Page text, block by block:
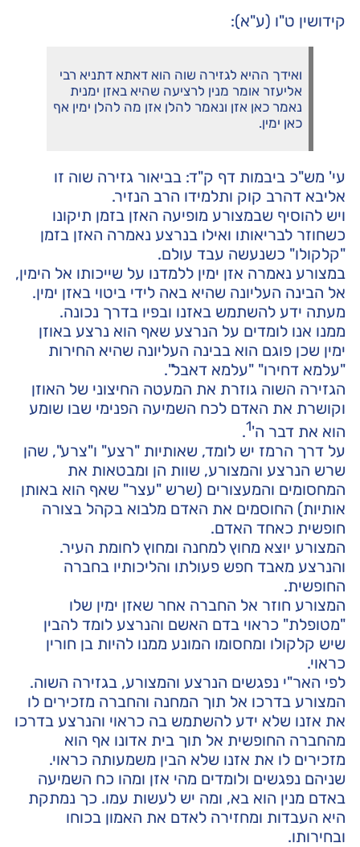
קידושין ט"ו (ע"א):
ואידך ההיא לגזירה שוה הוא דאתא דתניא רבי
אליעזר אומר מנין לרציעה שהיא באזן ימנית
נאמר כאן אזן ונאמר להלן אזן מה להלן ימין אף
כאן ימין.
עי' מש"כ ביבמות דף ק"ד: בביאור גזירה שוה זו
אליבא דהרב קוק ותלמידו הרב הנזיר.
ויש להוסיף שבמצורע מופיעה האזן בזמן תיקונו
כשחוזר לבריאותו ואילו בנרצע נאמרה האזן בזמן
"קלקולו" כשנעשה עבד עולם.
במצורע נאמרה אזן ימין ללמדנו על שייכותו אל הימין,
אל הבינה העליונה שהיא באה לידי ביטוי באזן ימין.
מעתה ידע להשתמש באזנו ובפיו בדרך נכונה.
ממנו אנו לומדים על הנרצע שאף הוא נרצע באוזן
ימין שכן פוגם הוא בבינה העליונה שהיא החירות
"עלמא דחירו" "עלמא דאבל".
הגזירה השוה גוזרת את המעטה החיצוני של האוזן
וקושרת את האדם לכח השמיעה הפנימי שבו שומע
הוא את דבר ה'1
.
על דרך הרמז יש לומד, שאותיות "רצע" ו"צרע", שהן
שרש הנרצע והמצורע, שוות הן ומבטאות את
המחסומים והמעצורים (שרש "עצר" שאף הוא באותן
אותיות) החוסמים את האדם מלבוא בקהל בצורה
חופשית כאחד האדם.
המצורע יוצא מחוץ למחנה ומחוץ לחומת העיר.
והנרצע מאבד חפש פעולתו והליכותיו בחברה
החופשית.
המצורע חוזר אל החברה אחר שאזן ימין שלו
"מטופלת" כראוי בדם האשם והנרצע לומד להבין
שיש קלקולו ומחסומו המונע ממנו להיות בן חורין
כראוי.
לפי האר"י נפגשים הנרצע והמצורע, בגזירה השוה.
המצורע בדרכו אל תוך המחנה והחברה מזכירים לו
את אזנו שלא ידע להשתמש בה כראוי והנרצע בדרכו
מהחברה החופשית אל תוך בית אדונו אף הוא
מזכירים לו את אזנו שלא הבין משמעותה כראוי.
שניהם נפגשים ולומדים מהי אזן ומהו כח השמיעה
באדם מנין הוא בא, ומה יש לעשות עמו. כך נמתקת
היא העבדות ומחזירה לאדם את האמון בכוחו
ובחירותו.